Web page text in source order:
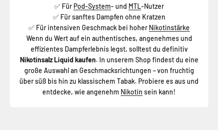
✅Für Pod-System- und MTL-Nutzer
✅Für sanftes Dampfen ohne Kratzen
✅Für intensiven Geschmack bei hoher Nikotinstärke
Wenn du Wert auf ein authentisches, angenehmes und
effizientes Dampferlebnis legst, solltest du definitiv
Nikotinsalz Liquid kaufen. In unserem Shop findest du eine
große Auswahl an Geschmacksrichtungen – von fruchtig
über süß bis hin zu klassischem Tabak. Probiere es aus und
entdecke, wie angenehm Nikotin sein kann!